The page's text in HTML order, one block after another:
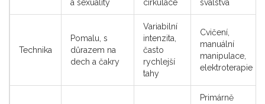
a sexuality cirkulace svalstva
Technika
Pomalu, s
důrazem na
dech a čakry
Variabilní
intenzita,
často
rychlejší
tahy
Cvičení,
manuální
manipulace,
elektroterapie
Primárně